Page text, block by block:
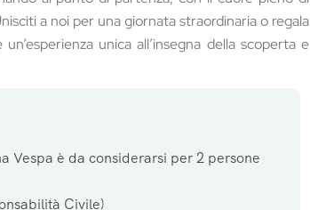
a noi per una giornata straordinaria o regala
unica all’insegna della scoperta e
Vespa è da considerarsi per 2 persone
Civile)